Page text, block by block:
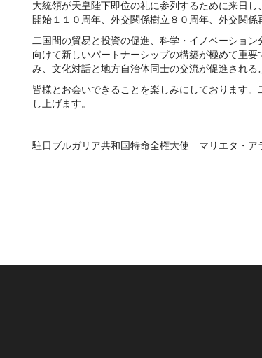
大統領が天皇陛下即位の礼に参列するために来日
開始１１０周年、外交関係樹立８０周年、外交関
二国間の貿易と投資の促進、科学・イノベーショ
向けて新しいパートナーシップの構築が極めて重
み、文化対話と地方自治体同士の交流が促進され
皆様とお会いできることを楽しみにしております
し上げます。
駐日ブルガリア共和国特命全権大使 マリエタ・ア